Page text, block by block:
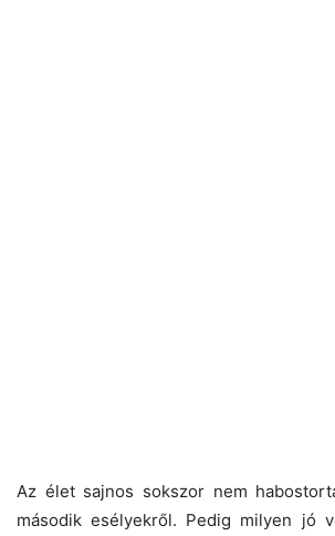
Az élet sajnos sokszor nem
második esélyekről. Pedig milyen jó